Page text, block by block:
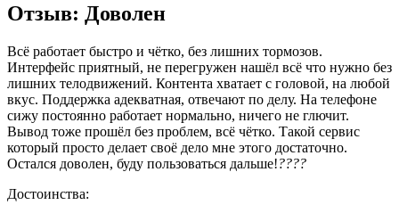
Отзыв: Доволен
Всё работает быстро и чётко, без лишних тормозов.
Интерфейс приятный, не перегружен нашёл всё что нужно без
лишних телодвижений. Контента хватает с головой, на любой
вкус. Поддержка адекватная, отвечают по делу. На телефоне
сижу постоянно работает нормально, ничего не глючит.
Вывод тоже прошёл без проблем, всё чётко. Такой сервис
который просто делает своё дело мне этого достаточно.
Остался доволен, буду пользоваться дальше!????
Достоинства: